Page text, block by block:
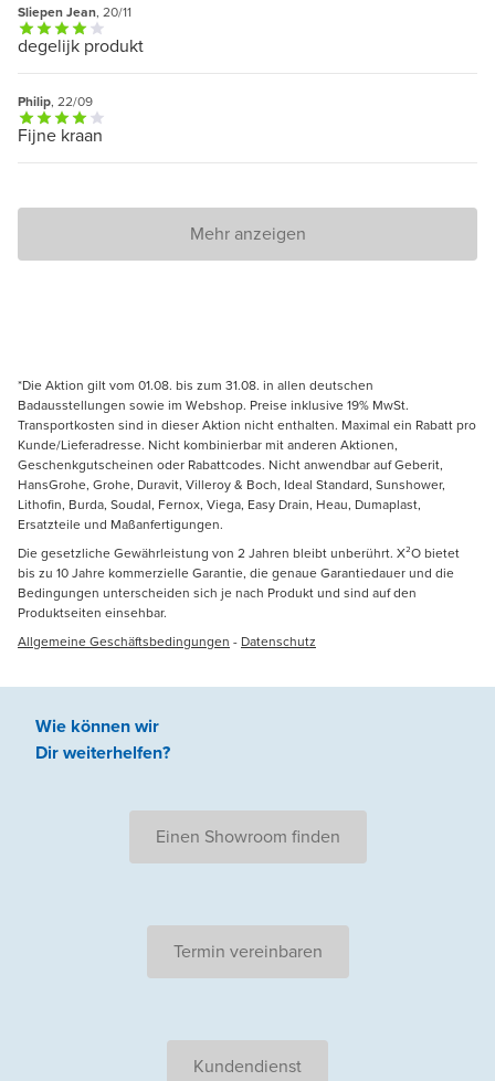
Sliepen Jean, 20/11
degelijk produkt
Philip, 22/09
Fijne kraan
Mehr anzeigen
*Die Aktion gilt vom 01.08. bis zum 31.08. in allen deutschen
Badausstellungen sowie im Webshop. Preise inklusive 19% MwSt.
Transportkosten sind in dieser Aktion nicht enthalten. Maximal ein Rabatt pro
Kunde/Lieferadresse. Nicht kombinierbar mit anderen Aktionen,
Geschenkgutscheinen oder Rabattcodes. Nicht anwendbar auf Geberit,
HansGrohe, Grohe, Duravit, Villeroy & Boch, Ideal Standard, Sunshower,
Lithofin, Burda, Soudal, Fernox, Viega, Easy Drain, Heau, Dumaplast,
Ersatzteile und Maßanfertigungen.
Die gesetzliche Gewährleistung von 2 Jahren bleibt unberührt. X²O bietet
bis zu 10 Jahre kommerzielle Garantie, die genaue Garantiedauer und die
Bedingungen unterscheiden sich je nach Produkt und sind auf den
Produktseiten einsehbar.
Allgemeine Geschäftsbedingungen - Datenschutz
Wie können wir
Dir weiterhelfen?
Einen Showroom finden
Termin vereinbaren
Kundendienst